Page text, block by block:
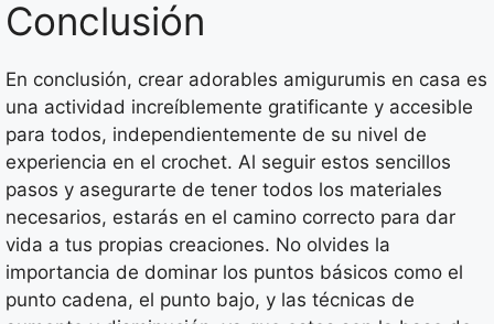
Conclusión
En conclusión, crear adorables amigurumis en casa es
una actividad increíblemente gratificante y accesible
para todos, independientemente de su nivel de
experiencia en el crochet. Al seguir estos sencillos
pasos y asegurarte de tener todos los materiales
necesarios, estarás en el camino correcto para dar
vida a tus propias creaciones. No olvides la
importancia de dominar los puntos básicos como el
punto cadena, el punto bajo, y las técnicas de